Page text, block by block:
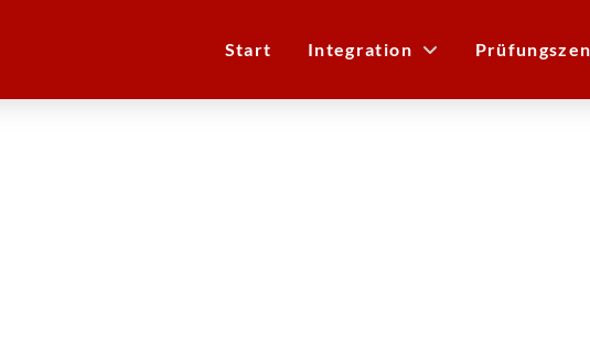
Start Integration